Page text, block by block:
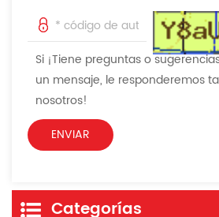
Si ¡Tiene preguntas o
un mensaje, le responderemos
nosotros!
Categorías